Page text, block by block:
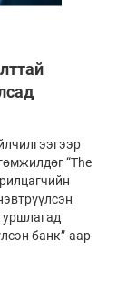
“The
банк”-аар